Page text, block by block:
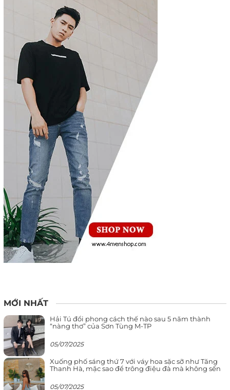
MỚI NHẤT
Hải Tú đổi phong cách thế nào sau 5 năm thành
“nàng thơ” của Sơn Tùng M-TP
05/07/2025
Xuống phố sáng thứ 7 với váy hoa sặc sỡ như Tăng
Thanh Hà, mặc sao để trông điệu đà mà không sến
05/07/2025